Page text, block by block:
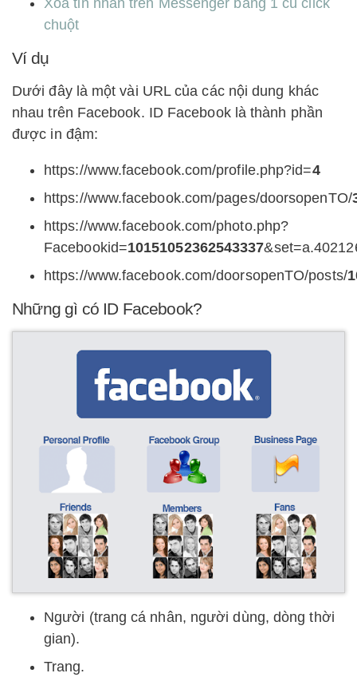
Xóa tin nhắn trên Messenger bằng 1 cú click
chuột
Ví dụ
Dưới đây là một vài URL của các nội dung khác
nhau trên Facebook. ID Facebook là thành phần
được in đậm:
https://www.facebook.com/profile.php?id=4
https://www.facebook.com/pages/doorsopenTO/
https://www.facebook.com/photo.php?
Facebookid=10151052362543337
https://www.facebook.com/doorsopenTO/posts/
Những gì có ID Facebook?
Người (trang cá nhân, người dùng, dòng thời
gian).
Trang.